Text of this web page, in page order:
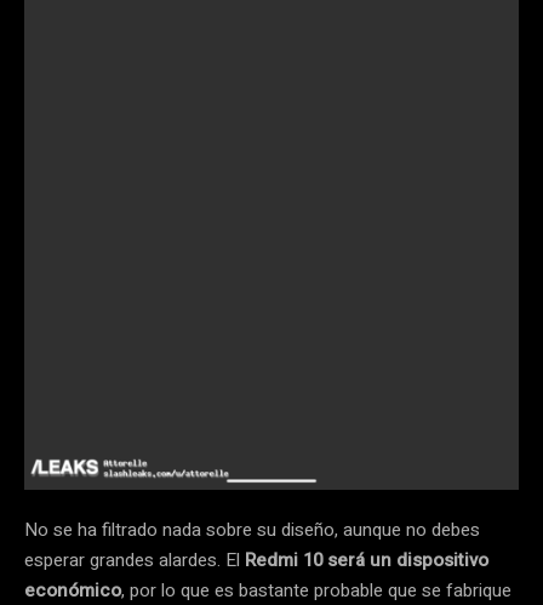
No se ha filtrado nada sobre su diseño, aunque no debes
esperar grandes alardes. El Redmi 10 será un dispositivo
económico, por lo que es bastante probable que se fabrique